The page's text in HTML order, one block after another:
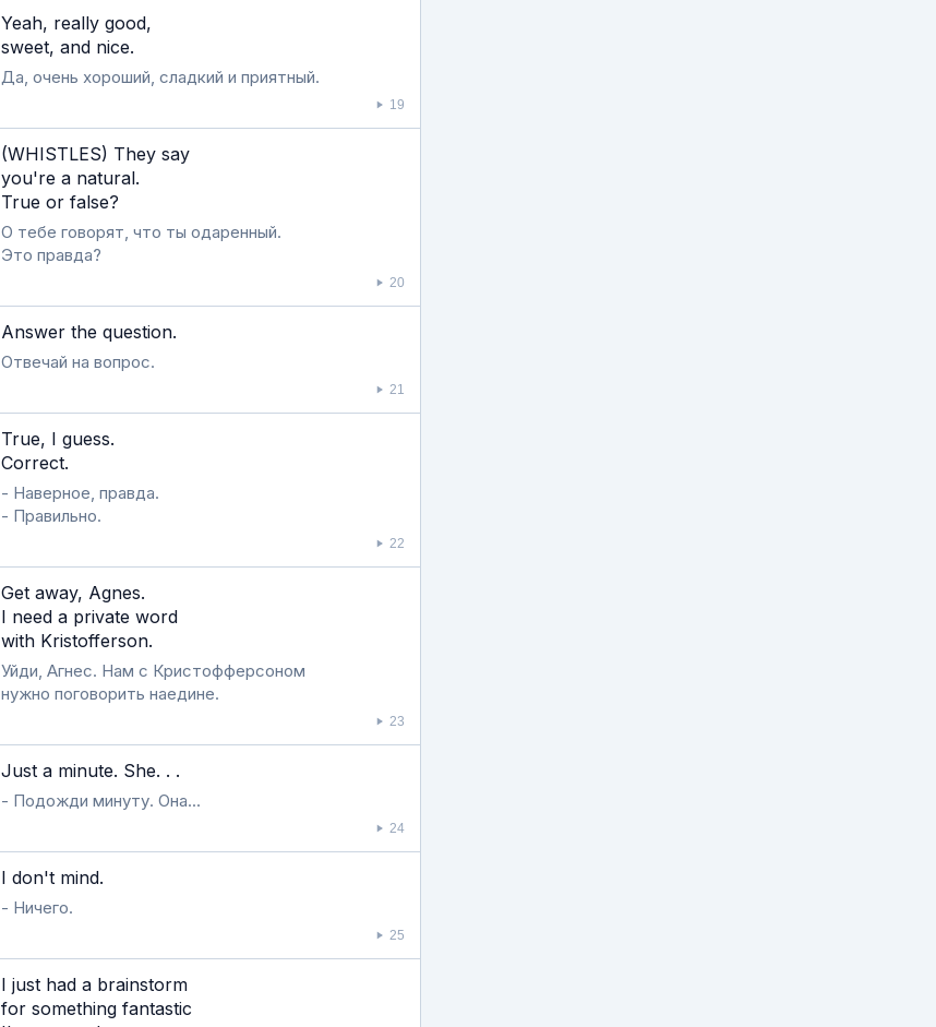
Yeah, really good,
sweet, and nice.
Да, очень хороший, сладкий и приятный.
19
(WHISTLES) They say
you're a natural.
True or false?
О тебе говорят, что ты одаренный.
Это правда?
20
Answer the question.
Отвечай на вопрос.
21
True, I guess.
Correct.
- Наверное, правда.
- Правильно.
22
Get away, Agnes.
I need a private word
with Kristofferson.
Уйди, Агнес. Нам с Кристофферсоном
нужно поговорить наедине.
23
Just a minute. She. . .
- Подожди минуту. Она...
24
I don't mind.
- Ничего.
25
I just had a brainstorm
for something fantastic